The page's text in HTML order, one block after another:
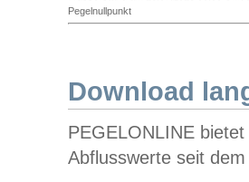
Pegelnullpunkt
Download
PEGELONLINE
Abflusswerte seit